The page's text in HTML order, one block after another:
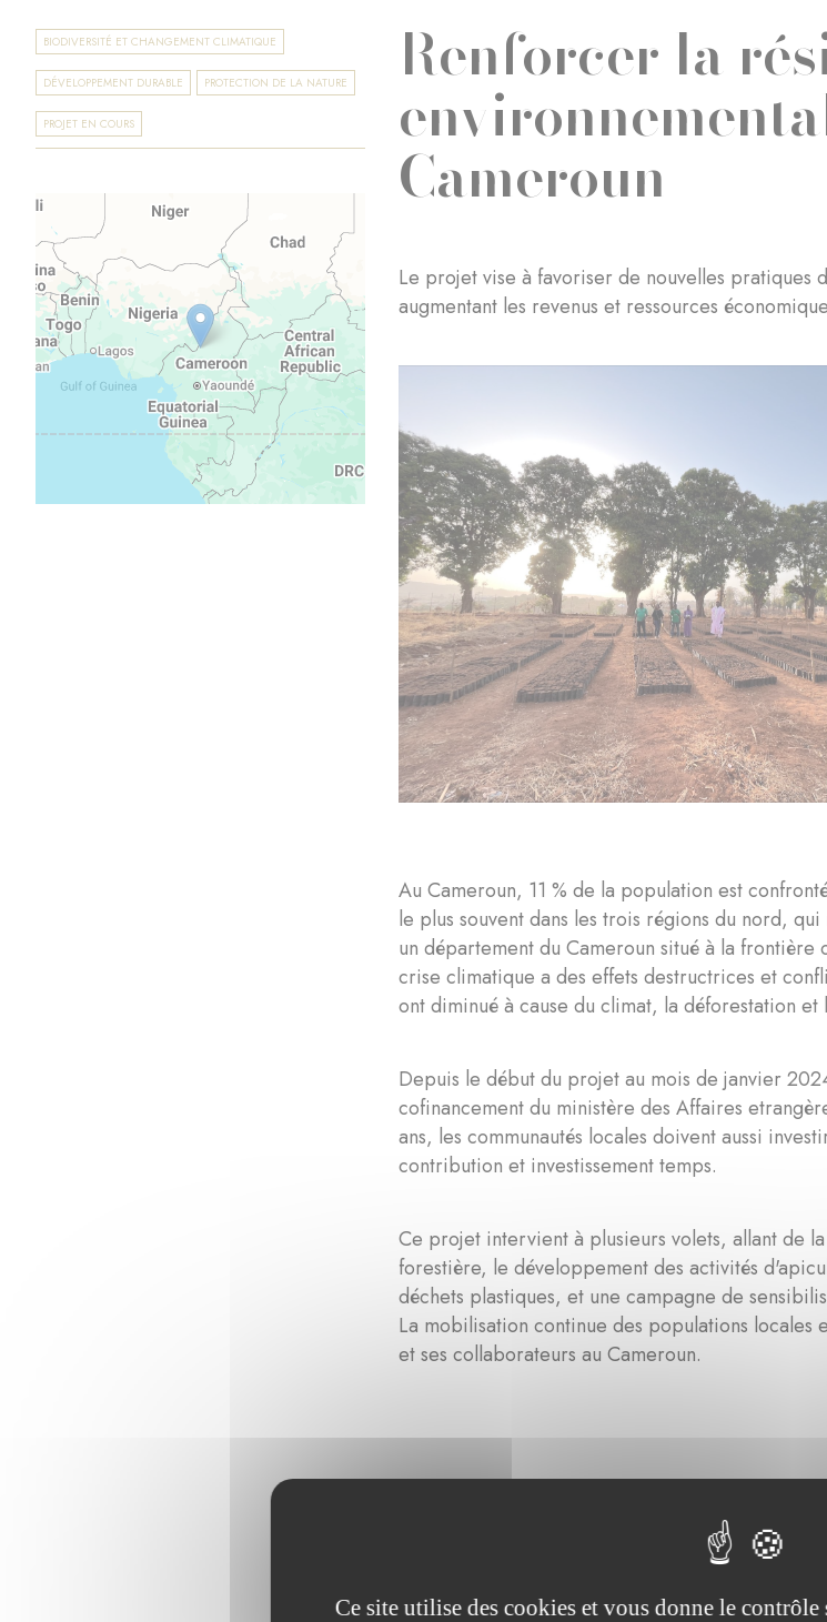
BIODIVERSITÉ ET CHANGEMENT CLIMATIQUE
DÉVELOPPEMENT DURABLE PROTECTION DE LA NATURE
PROJET EN COURS
Renforcer la
Cameroun
Le projet vise à favoriser de nouvelles pratiques
augmentant les revenus et ressources
Au Cameroun, 11 % de la population est
le plus souvent dans les trois régions du nord,
un département du Cameroun situé à la
crise climatique a des effets destructrices et
ont diminué à cause du climat, la déforestation
Depuis le début du projet au mois de janvier
cofinancement du ministère des Affaires
ans, les communautés locales doivent aussi
contribution et investissement temps.
Ce projet intervient à plusieurs volets, allant de
forestière, le développement des activités
déchets plastiques, et une campagne de
La mobilisation continue des populations locales
et ses collaborateurs au Cameroun.
Ce site utilise des cookies et vous donne le